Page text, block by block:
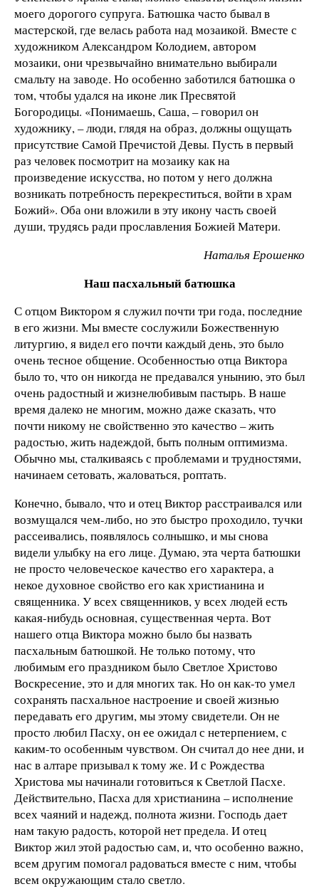
моего дорогого супруга. Батюшка часто бывал в
мастерской, где велась работа над мозаикой. Вместе с
художником Александром Колодием, автором
мозаики, они чрезвычайно внимательно выбирали
смальту на заводе. Но особенно заботился батюшка о
том, чтобы удался на иконе лик Пресвятой
Богородицы. «Понимаешь, Саша, – говорил он
художнику, – люди, глядя на образ, должны ощущать
присутствие Самой Пречистой Девы. Пусть в первый
раз человек посмотрит на мозаику как на
произведение искусства, но потом у него должна
возникать потребность перекреститься, войти в храм
Божий». Оба они вложили в эту икону часть своей
души, трудясь ради прославления Божией Матери.
Наталья Ерошенко
Наш пасхальный батюшка
С отцом Виктором я служил почти три года, последние
в его жизни. Мы вместе сослужили Божественную
литургию, я видел его почти каждый день, это было
очень тесное общение. Особенностью отца Виктора
было то, что он никогда не предавался унынию, это был
очень радостный и жизнелюбивым пастырь. В наше
время далеко не многим, можно даже сказать, что
почти никому не свойственно это качество – жить
радостью, жить надеждой, быть полным оптимизма.
Обычно мы, сталкиваясь с проблемами и трудностями,
начинаем сетовать, жаловаться, роптать.
Конечно, бывало, что и отец Виктор расстраивался или
возмущался чем-либо, но это быстро проходило, тучки
рассеивались, появлялось солнышко, и мы снова
видели улыбку на его лице. Думаю, эта черта батюшки
не просто человеческое качество его характера, а
некое духовное свойство его как христианина и
священника. У всех священников, у всех людей есть
какая-нибудь основная, существенная черта. Вот
нашего отца Виктора можно было бы назвать
пасхальным батюшкой. Не только потому, что
любимым его праздником было Светлое Христово
Воскресение, это и для многих так. Но он как-то умел
сохранять пасхальное настроение и своей жизнью
передавать его другим, мы этому свидетели. Он не
просто любил Пасху, он ее ожидал с нетерпением, с
каким-то особенным чувством. Он считал до нее дни, и
нас в алтаре призывал к тому же. И с Рождества
Христова мы начинали готовиться к Светлой Пасхе.
Действительно, Пасха для христианина – исполнение
всех чаяний и надежд, полнота жизни. Господь дает
нам такую радость, которой нет предела. И отец
Виктор жил этой радостью сам, и, что особенно важно,
всем другим помогал радоваться вместе с ним, чтобы
всем окружающим стало светло.